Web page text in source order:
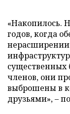
«Накопилось.
годов, когда
существенных
членов, они
выброшены в
друзьями», –